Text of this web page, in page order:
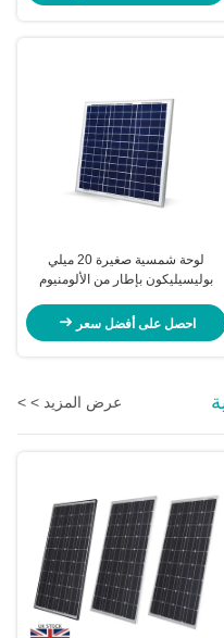
لوحة شمسية صغيرة 20 ميلي
بوليسيليكون بإطار من الألومنيوم
احصل على أفضل سعر
عرض المزيد > >